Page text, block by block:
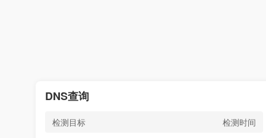
DNS查询
检测目标
检测时间